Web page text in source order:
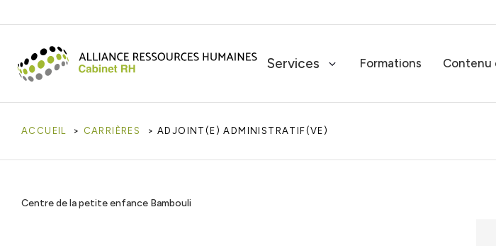
Services
Solutions RH sur mesure
Formations Contenu
ACCUEIL CARRIÈRES ADJOINT(E) ADMINISTRATIF(VE)
Centre de la petite enfance Bambouli